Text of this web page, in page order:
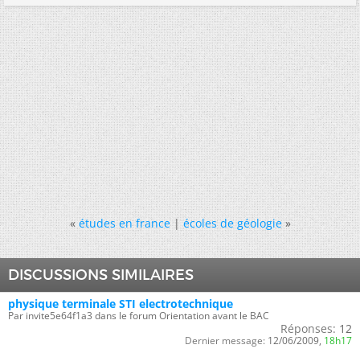
« études en france|écoles de géologie »
DISCUSSIONS SIMILAIRES
physique terminale STI electrotechnique
Par invite5e64f1a3 dans le forum Orientation avant le BAC
Réponses: 12
Dernier message: 12/06/2009, 18h17